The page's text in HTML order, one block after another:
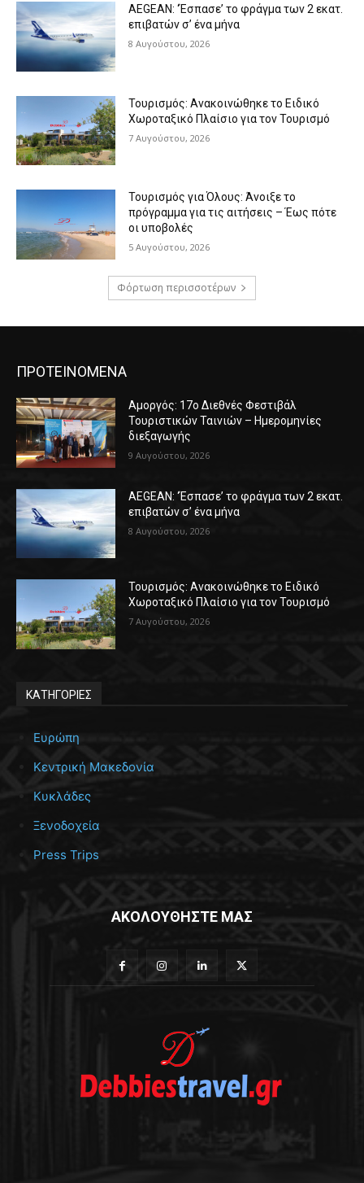
AEGEAN: ‘Έσπασε’ το φράγμα των 2 εκατ.
επιβατών σ’ ένα μήνα
8 Αυγούστου, 2026
Τουρισμός: Ανακοινώθηκε το Ειδικό
Χωροταξικό Πλαίσιο για τον Τουρισμό
7 Αυγούστου, 2026
Τουρισμός για Όλους: Άνοιξε το
πρόγραμμα για τις αιτήσεις – Έως πότε
οι υποβολές
5 Αυγούστου, 2026
Φόρτωση περισσοτέρων
ΠΡΟΤΕΙΝΟΜΕΝΑ
Αμοργός: 17ο Διεθνές Φεστιβάλ
Τουριστικών Ταινιών – Ημερομηνίες
διεξαγωγής
9 Αυγούστου, 2026
AEGEAN: ‘Έσπασε’ το φράγμα των 2 εκατ.
επιβατών σ’ ένα μήνα
8 Αυγούστου, 2026
Τουρισμός: Ανακοινώθηκε το Ειδικό
Χωροταξικό Πλαίσιο για τον Τουρισμό
7 Αυγούστου, 2026
ΚΑΤΗΓΟΡΙΕΣ
Ευρώπη
Κεντρική Μακεδονία
Κυκλάδες
Ξενοδοχεία
Press Trips
ΑΚΟΛΟΥΘΗΣΤΕ ΜΑΣ